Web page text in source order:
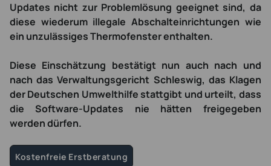
Updates nicht zur Problemlösung geeignet sind, da
diese wiederum illegale Abschalteinrichtungen wie
ein unzulässiges Thermofenster enthalten.
Diese Einschätzung bestätigt nun auch nach und
nach das Verwaltungsgericht Schleswig, das Klagen
der Deutschen Umwelthilfe stattgibt und urteilt, dass
die Software-Updates nie hätten freigegeben
werden dürfen.
Kostenfreie Erstberatung